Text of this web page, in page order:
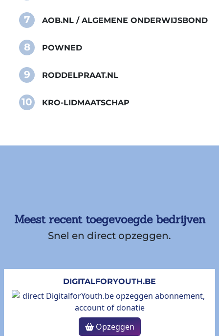
7 AOB.NL / ALGEMENE ONDERWIJSBOND
8 POWNED
9 RODDELPRAAT.NL
10 KRO-LIDMAATSCHAP
Meest recent toegevoegde bedrijven
Snel en direct opzeggen.
DIGITALFORYOUTH.BE
Opzeggen